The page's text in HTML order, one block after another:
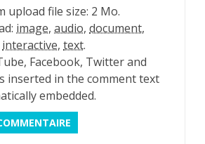
upload file size: 2 Mo.
image, audio, document,
interactive, text.
Facebook, Twitter and
inserted in the comment text
embedded.